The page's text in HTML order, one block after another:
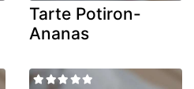
Tarte Potiron-
Ananas